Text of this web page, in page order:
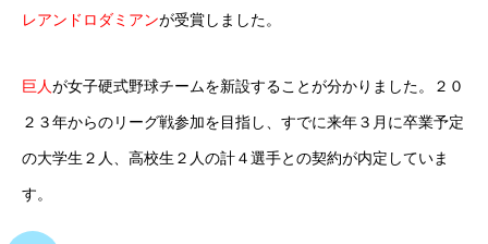
レアンドロダミアンが受賞しました。
巨人が女子硬式野球チームを新設することが分かりました。２０
２３年からのリーグ戦参加を目指し、すでに来年３月に卒業予定
の大学生２人、高校生２人の計４選手との契約が内定していま
す。